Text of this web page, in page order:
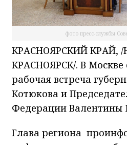
фото пресс-службы
КРАСНОЯРСКИЙ КРАЙ,
КРАСНОЯРСК/. В Москве
рабочая встреча
Котюкова и
Федерации Валентины
Глава региона